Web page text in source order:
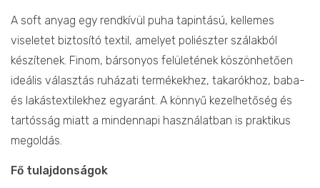
A soft anyag egy rendkívül puha tapintású, kellemes
viseletet biztosító textil, amelyet poliészter szálakból
készítenek. Finom, bársonyos felületének köszönhetően
ideális választás ruházati termékekhez, takarókhoz, baba-
és lakástextilekhez egyaránt. A könnyű kezelhetőség és
tartósság miatt a mindennapi használatban is praktikus
megoldás.
Fő tulajdonságok